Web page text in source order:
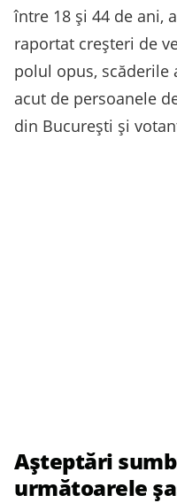
între 18 și 44 de ani,
raportat creșteri de
polul opus, scăderile
acut de persoanele
din București și
Așteptări
următoarele